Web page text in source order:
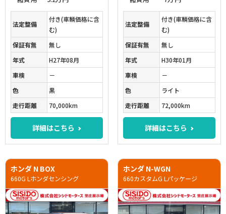
法定整備
付き(車輌価格に含
む)
保証有無
無し
年式
H27年08月
車検
－
色
黒
走行距離
70,000km
詳細はこちら
法定整備
付き(車輌価格に含
む)
保証有無
無し
年式
H30年01月
車検
－
色
ライト
走行距離
72,000km
詳細はこちら
ホンダ N BOX
660G Lホンダセンシング
ホンダ N-WGN
660カスタムG Lパッケージ